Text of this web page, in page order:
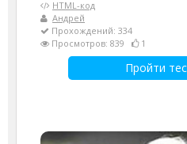
HTML-код
Андрей
Прохождений: 334
Просмотров: 839
1
Пройти